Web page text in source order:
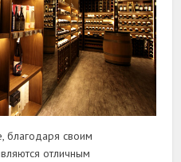
благодаря своим
отличным